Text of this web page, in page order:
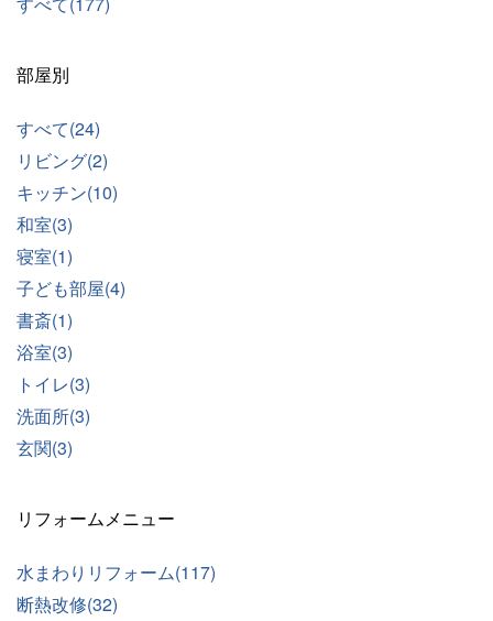
部屋別
すべて(24)
リビング(2)
キッチン(10)
和室(3)
寝室(1)
子ども部屋(4)
書斎(1)
浴室(3)
トイレ(3)
洗面所(3)
玄関(3)
リフォームメニュー
水まわりリフォーム(117)
断熱改修(32)